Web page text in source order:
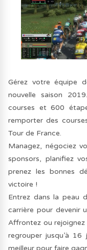
Gérez votre équipe
nouvelle saison
courses et 600
remporter des
Tour de France.
Managez, négociez
sponsors, planifiez
prenez les bonnes
victoire !
Entrez dans la peau
carrière pour devenir
Affrontez ou
regrouper jusqu’à